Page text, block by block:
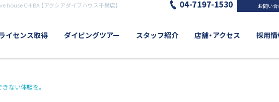
CHIBA 【アクシアダイブハウス千葉店】 お問い
イセンス取得 ダイビングツアー スタッフ紹介 店舗・アクセス 採用情
ない体験を。